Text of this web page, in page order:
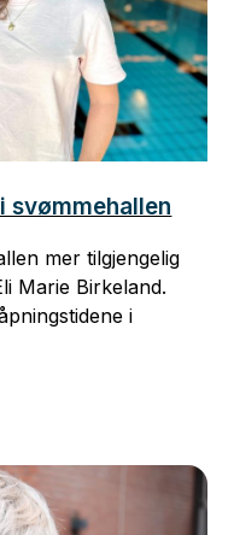
svømmehallen
mer tilgjengelig
Marie Birkeland.
i